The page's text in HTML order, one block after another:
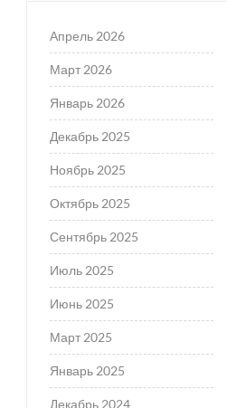
Апрель 2026
Март 2026
Январь 2026
Декабрь 2025
Ноябрь 2025
Октябрь 2025
Сентябрь 2025
Июль 2025
Июнь 2025
Март 2025
Январь 2025
Декабрь 2024